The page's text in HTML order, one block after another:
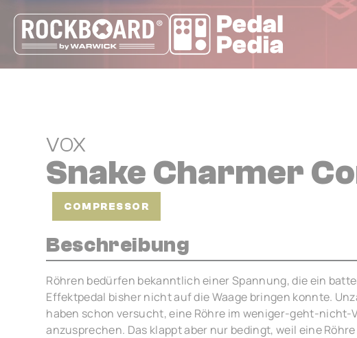
VOX
Snake Charmer
COMPRESSOR
Beschreibung
Röhren bedürfen bekanntlich einer Spannung, die ein
Effektpedal bisher nicht auf die Waage bringen konnte.
haben schon versucht, eine Röhre im weniger-geht-nicht-
anzusprechen. Das klappt aber nur bedingt, weil eine